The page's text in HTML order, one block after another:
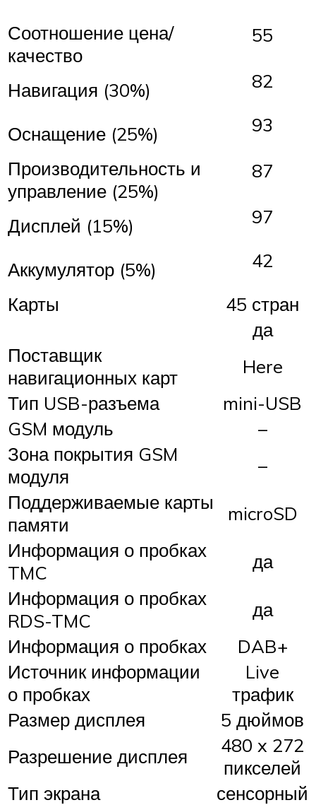
Соотношение цена/
качество
55
Навигация (30%) 82
Оснащение (25%)
93
Производительность и
управление (25%)
87
Дисплей (15%) 97
Аккумулятор (5%)
42
Карты
45 стран
да
Поставщик
навигационных карт
Here
Тип USB-разъема
mini-USB
GSM модуль
–
Зона покрытия GSM
модуля
–
Поддерживаемые карты
памяти
microSD
Информация о пробках
TMC
да
Информация о пробках
RDS-TMC
да
Информация о пробках
DAB+
Источник информации
о пробках
Live
трафик
Размер дисплея
5 дюймов
Разрешение дисплея
480 x 272
пикселей
Тип экрана
сенсорный